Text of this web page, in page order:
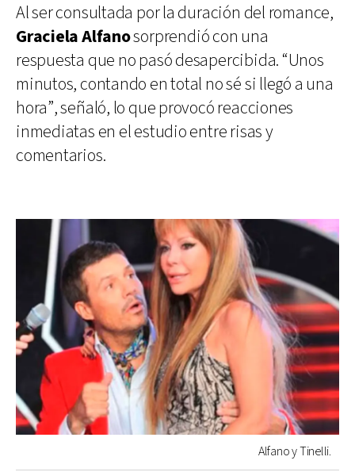
Al ser consultada por la duración del romance,
Graciela Alfanosorprendió con una
respuesta que no pasó desapercibida. “Unos
minutos, contando en total no sé si llegó a una
hora”, señaló, lo que provocó reacciones
inmediatas en el estudio entre risas y
comentarios.
Alfano y Tinelli.